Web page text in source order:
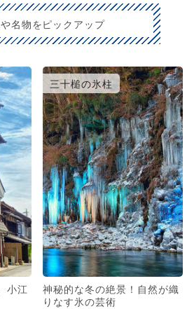
名物をピックアップ
小江
三十槌の氷柱
神秘的な冬の絶景！自然が織
りなす氷の芸術